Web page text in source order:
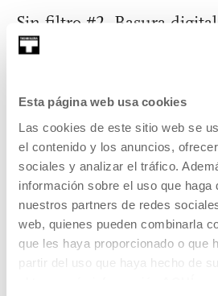
Esta página web usa cookies
Las cookies de este sitio web se
el contenido y los anuncios,
sociales y analizar el tráfico.
información sobre el uso que haga
nuestros partners de redes
web, quienes pueden combinarla
que les haya proporcionado o que
partir del uso que haya hecho de
Sin filtro #2. Basura digital
SIN FILTRO. UN PODCAST QUE
UN PODCAST QUE TRABAJA EL
DURATION 00:18:58
Sin filtro #3. El
EU